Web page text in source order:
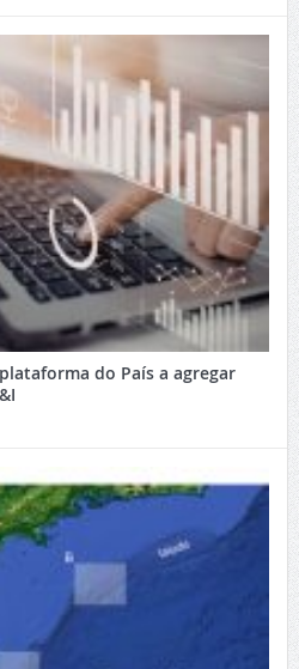
do País a agregar